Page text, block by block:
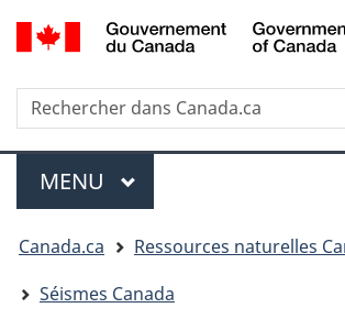
Passer
au
principal
Passer
à
sujet
du
Passer
à
version
HTML
simplifiée
Rechercher
Rechercher
dans
Canada.ca
Menu
MENU PRINCIPAL
êtes
ici
Canada.ca
Ressources naturelles
Séismes Canada